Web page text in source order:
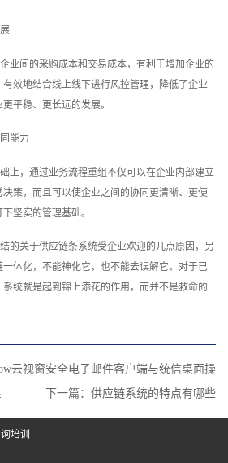
业间的采购成本和交易成本，有利于增加企业的
效地结合线上线下进行风控管理，降低了企业
平稳、更长远的发展。
能力
上，通过业务流程重组不仅可以在企业内部建立
策，而且可以使企业之间的协同更清晰、更便
坚实的管理基础。
的关于供应链条系统受企业欢迎的几点原因，另
体化，不能神化它，也不能去误解它。对于已
统就是起到锦上添花的作用，而并不是救命的
云视窗安全电子邮件客户端与统信桌面操
下一篇： 供应链系统的特点有哪些
培训